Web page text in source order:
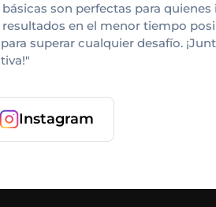
son perfectas para
en el menor tiempo
superar cualquier desafío.
Instagram